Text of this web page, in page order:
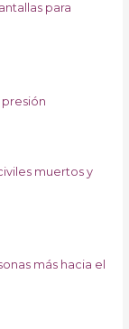
para
presión
muertos y
más hacia el